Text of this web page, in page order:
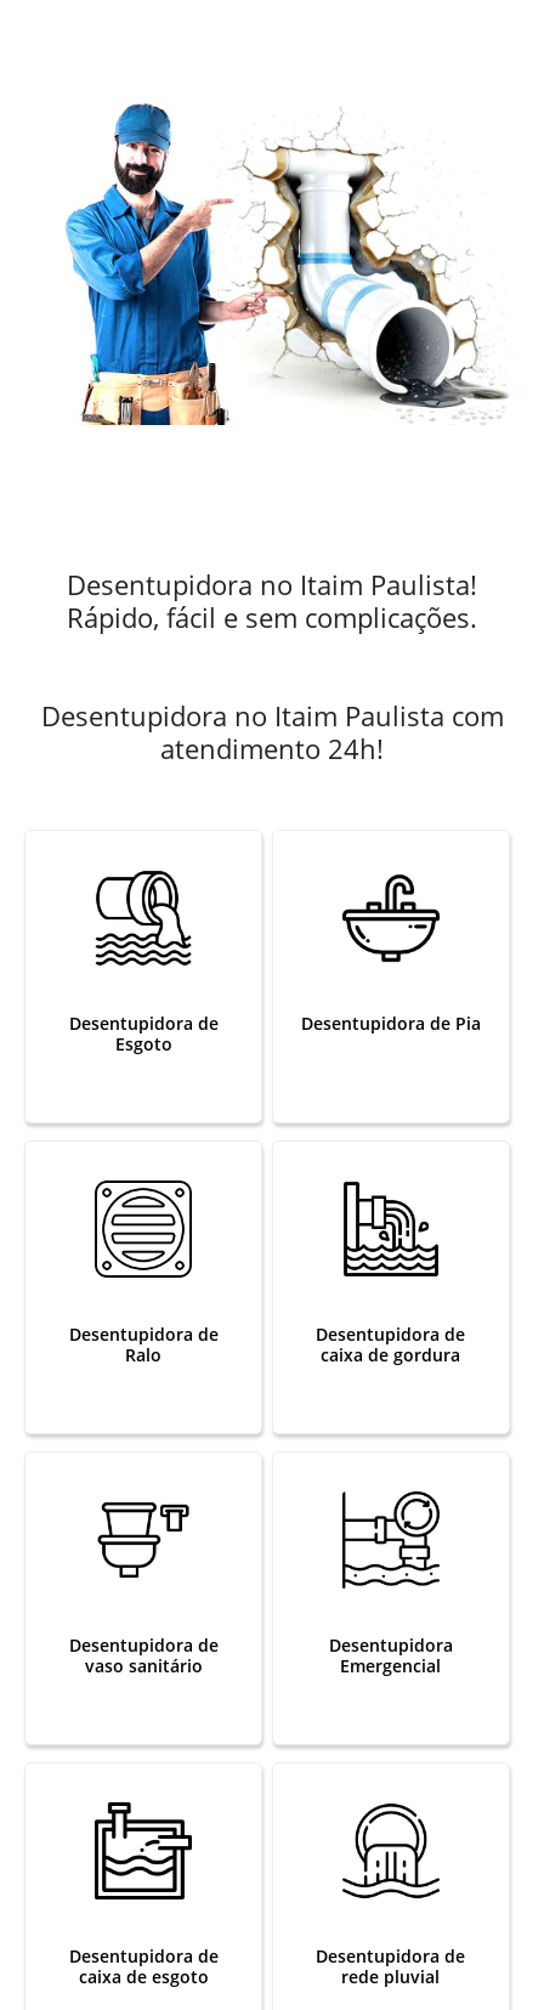
Desentupidora no Itaim Paulista!
Rápido, fácil e sem complicações.
Desentupidora no Itaim Paulista com
atendimento 24h!
Desentupidora de
Esgoto
Desentupidora de Pia
Desentupidora de
Ralo
Desentupidora de
caixa de gordura
Desentupidora de
vaso sanitário
Desentupidora
Emergencial
Desentupidora de
caixa de esgoto
Desentupidora de
rede pluvial